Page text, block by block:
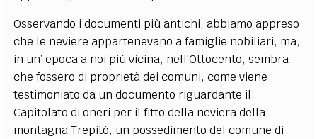
Osservando i documenti più antichi, abbiamo appreso
che le neviere appartenevano a famiglie nobiliari, ma,
in un’ epoca a noi più vicina, nell'Ottocento, sembra
che fossero di proprietà dei comuni, come viene
testimoniato da un documento riguardante il
Capitolato di oneri per il fitto della neviera della
montagna Trepitò, un possedimento del comune di